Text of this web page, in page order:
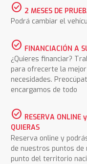
check_circle 2 MESES DE
Podrá cambiar el
check_circle FINANCIACIÓN A
¿Quieres financiar?
para ofrecerte la
necesidades.
encargamos de todo
check_circle RESERVA ONLINE
QUIERAS
Reserva online y
de nuestros puntos de
punto del territorio